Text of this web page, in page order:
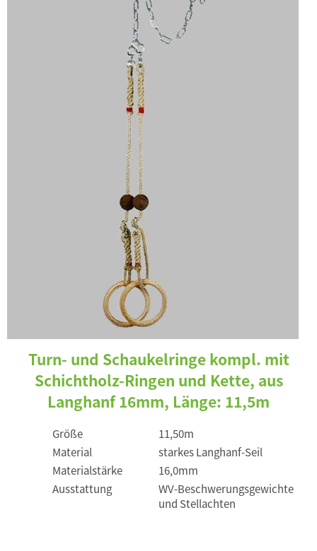
Turn- und Schaukelringe kompl. mit
Schichtholz-Ringen und Kette, aus
Langhanf 16mm, Länge: 11,5m
Größe
11,50m
Material
starkes Langhanf-Seil
Materialstärke
16,0mm
Ausstattung
WV-Beschwerungsgewichte
und Stellachten